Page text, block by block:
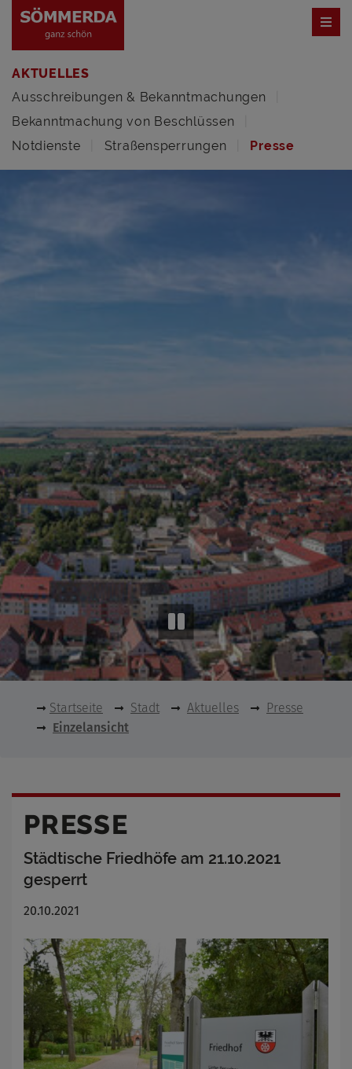
AKTUELLES
Ausschreibungen & Bekanntmachungen
Bekanntmachung von Beschlüssen
Notdienste
Straßensperrungen Presse
Startseite Stadt Aktuelles
Presse
Einzelansicht
PRESSE
Städtische Friedhöfe am 21.10.2021
gesperrt
20.10.2021